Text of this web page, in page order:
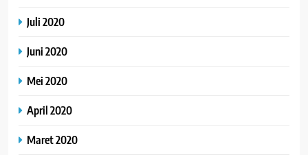
Juli 2020
Juni 2020
Mei 2020
April 2020
Maret 2020